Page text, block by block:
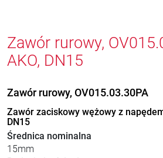
Zawór rurowy,
AKO, DN15
Zawór rurowy, OV015.03.30PA
Zawór zaciskowy wężowy z
DN15
Średnica nominalna
15mm